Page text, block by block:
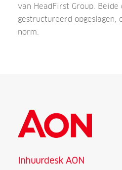
van HeadFirst Group.
gestructureerd opgeslagen,
norm.
Inhuurdesk AON